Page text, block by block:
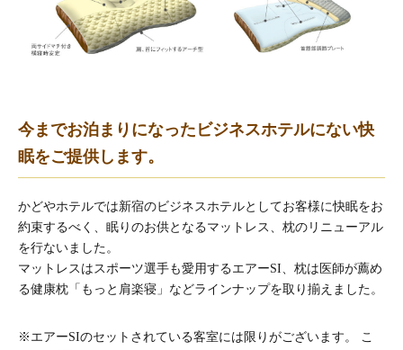
今までお泊まりになったビジネスホテルにない快
眠をご提供します。
かどやホテルでは新宿のビジネスホテルとしてお客様に快眠をお
約束するべく、眠りのお供となるマットレス、枕のリニューアル
を行ないました。
マットレスはスポーツ選手も愛用するエアーSI、枕は医師が薦め
る健康枕「もっと肩楽寝」などラインナップを取り揃えました。
※エアーSIのセットされている客室には限りがございます。 こ